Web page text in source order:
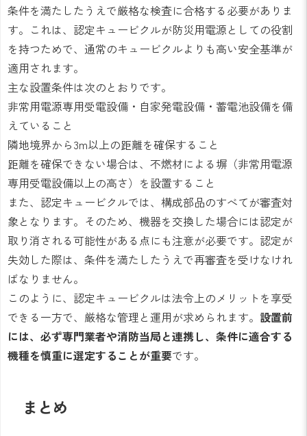
条件を満たしたうえで厳格な検査に合格する必要がありま
す。これは、認定キュービクルが防災用電源としての役割
を持つためで、通常のキュービクルよりも高い安全基準が
適用されます。
主な設置条件は次のとおりです。
非常用電源専用受電設備・自家発電設備・蓄電池設備を備
えていること
隣地境界から3m以上の距離を確保すること
距離を確保できない場合は、不燃材による塀（非常用電源
専用受電設備以上の高さ）を設置すること
また、認定キュービクルでは、構成部品のすべてが審査対
象となります。そのため、機器を交換した場合には認定が
取り消される可能性がある点にも注意が必要です。認定が
失効した際は、条件を満たしたうえで再審査を受けなけれ
ばなりません。
このように、認定キュービクルは法令上のメリットを享受
できる一方で、厳格な管理と運用が求められます。 設置前
には、必ず専門業者や消防当局と連携し、条件に適合する
機種を慎重に選定することが重要です。
まとめ